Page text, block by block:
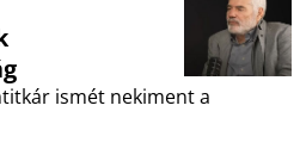
ismét nekiment a